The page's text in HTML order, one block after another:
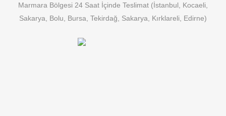
Marmara Bölgesi 24 Saat İçinde Teslimat (İstanbul, Kocaeli,
Sakarya, Bolu, Bursa, Tekirdağ, Sakarya, Kırklareli, Edirne)